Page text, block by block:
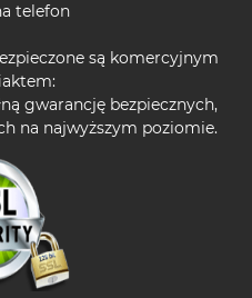
telefon
są komercyjnym
gwarancję bezpiecznych,
na najwyższym poziomie.